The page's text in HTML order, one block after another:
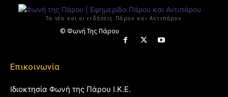
Τα νέα και οι ειδήσεις Πάρου και Αντιπάρου
© Φωνή Της Πάρου
Επικοινωνία
Ιδιοκτησία Φωνή της Πάρου Ι.Κ.Ε.